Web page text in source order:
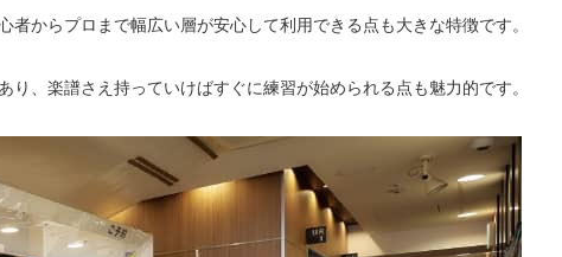
者からプロまで幅広い層が安心して利用できる点も大きな特徴です。
、楽譜さえ持っていけばすぐに練習が始められる点も魅力的です。